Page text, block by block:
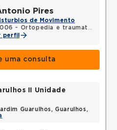
Pires
de Movimento
- Ortopedia e traumatologia
perfil
uma consulta
II Unidade
Guarulhos, Guarulhos,